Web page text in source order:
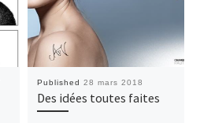
Published 28 mars 2018
Des idées toutes faites